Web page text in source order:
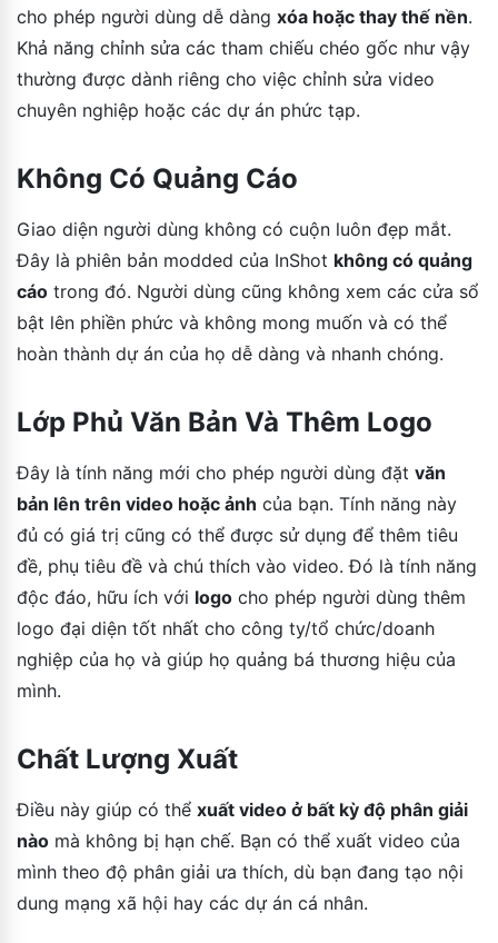
cho phép người dùng dễ dàng xóa hoặc thay thế nền.
Khả năng chỉnh sửa các tham chiếu chéo gốc như vậy
thường được dành riêng cho việc chỉnh sửa video
chuyên nghiệp hoặc các dự án phức tạp.
Không Có Quảng Cáo
Giao diện người dùng không có cuộn luôn đẹp mắt.
Đây là phiên bản modded của InShot không có quảng
cáo trong đó. Người dùng cũng không xem các cửa sổ
bật lên phiền phức và không mong muốn và có thể
hoàn thành dự án của họ dễ dàng và nhanh chóng.
Lớp Phủ Văn Bản Và Thêm Logo
Đây là tính năng mới cho phép người dùng đặt văn
bản lên trên video hoặc ảnh của bạn. Tính năng này
đủ có giá trị cũng có thể được sử dụng để thêm tiêu
đề, phụ tiêu đề và chú thích vào video. Đó là tính năng
độc đáo, hữu ích với logo cho phép người dùng thêm
logo đại diện tốt nhất cho công ty/tổ chức/doanh
nghiệp của họ và giúp họ quảng bá thương hiệu của
mình.
Chất Lượng Xuất
Điều này giúp có thể xuất video ở bất kỳ độ phân giải
nào mà không bị hạn chế. Bạn có thể xuất video của
mình theo độ phân giải ưa thích, dù bạn đang tạo nội
dung mạng xã hội hay các dự án cá nhân.